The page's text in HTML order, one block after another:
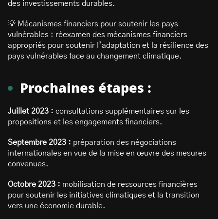
des investissements durables.
💡 Mécanismes financiers pour soutenir les pays
vulnérables : réexamen des mécanismes financiers
appropriés pour soutenir l’adaptation et la résilience des
pays vulnérables face au changement climatique.
Prochaines étapes :
Juillet 2023 : consultations supplémentaires sur les
propositions et les engagements financiers.
Septembre 2023 : préparation des négociations
internationales en vue de la mise en œuvre des mesures
convenues.
Octobre 2023 : mobilisation de ressources financières
pour soutenir les initiatives climatiques et la transition
vers une économie durable.